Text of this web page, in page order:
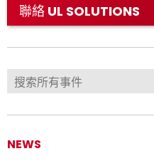
聯絡 UL SOLUTIONS
NEWS